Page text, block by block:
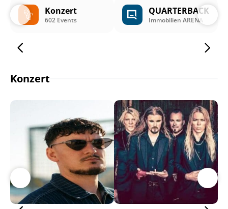
Konzert
602 Events
QUARTERBACK
Immobilien ARENA
Konzert